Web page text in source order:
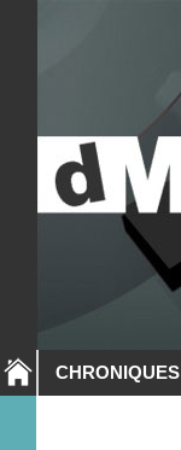
CHRONIQUES